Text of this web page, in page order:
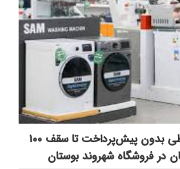
خرید اقساطی بدون پیش‌پرداخت تا سقف ۱۰۰
در فروشگاه شهروند بوستان